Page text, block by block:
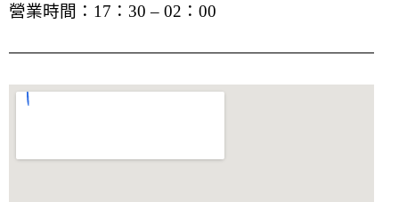
營業時間：17：30 – 02：00